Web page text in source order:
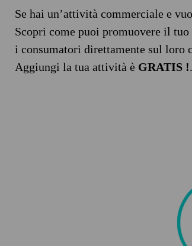
Se hai un’attività commerciale e
Scopri come puoi promuovere il tuo
i consumatori direttamente sul loro
Aggiungi la tua attività è GRATIS !.